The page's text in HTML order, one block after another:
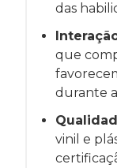
das
que
durante
vinil e